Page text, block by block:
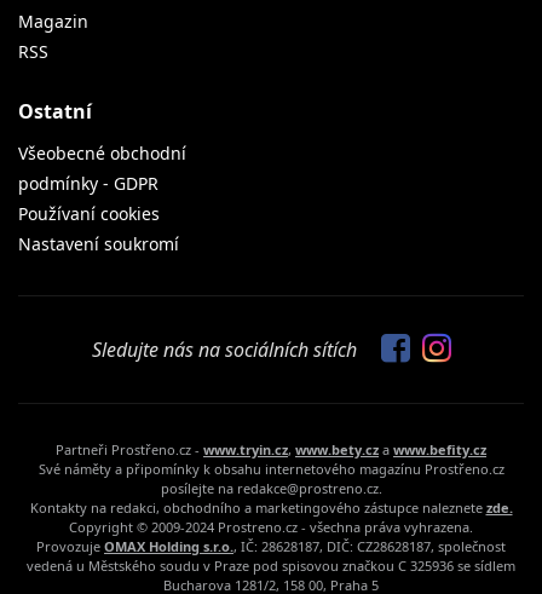
Magazin
RSS
Ostatní
Všeobecné obchodní
podmínky - GDPR
Používaní cookies
Nastavení soukromí
Sledujte nás na sociálních sítích
Partneři Prostřeno.cz - www.tryin.cz, www.bety.cz a www.befity.cz
Své náměty a připomínky k obsahu internetového magazínu Prostřeno.cz
posílejte na redakce@prostreno.cz.
Kontakty na redakci, obchodního a marketingového zástupce naleznete zde.
Copyright © 2009-2024 Prostreno.cz - všechna práva vyhrazena.
Provozuje OMAX Holding s.r.o., IČ: 28628187, DIČ: CZ28628187, společnost
vedená u Městského soudu v Praze pod spisovou značkou C 325936 se sídlem
Bucharova 1281/2, 158 00, Praha 5